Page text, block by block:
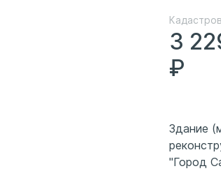
3
₽
Здание
"Город